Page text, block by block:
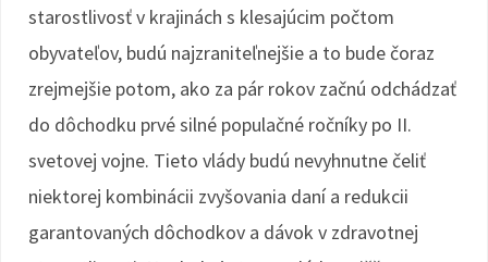
starostlivosť v krajinách s klesajúcim počtom
obyvateľov, budú najzraniteľnejšie a to bude čoraz
zrejmejšie potom, ako za pár rokov začnú odchádzať
do dôchodku prvé silné populačné ročníky po II.
svetovej vojne. Tieto vlády budú nevyhnutne čeliť
niektorej kombinácii zvyšovania daní a redukcii
garantovaných dôchodkov a dávok v zdravotnej